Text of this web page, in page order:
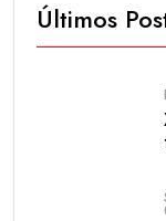
Últimos